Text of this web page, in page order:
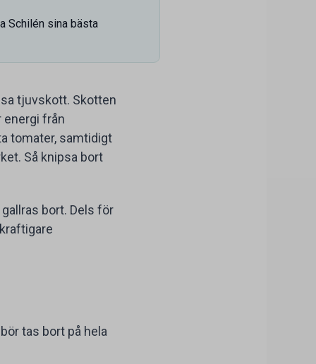
Schilén sina bästa
tjuvskott. Skotten
energi från
tomater, samtidigt
Så knipsa bort
bort. Dels för
tas bort på hela